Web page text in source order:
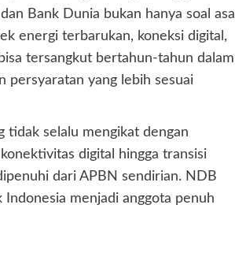
Bank Dunia bukan hanya soal asal
energi terbarukan, koneksi digital,
tersangkut bertahun-tahun dalam
persyaratan yang lebih sesuai
tidak selalu mengikat dengan
digital hingga transisi
dari APBN sendirian. NDB
menjadi anggota penuh